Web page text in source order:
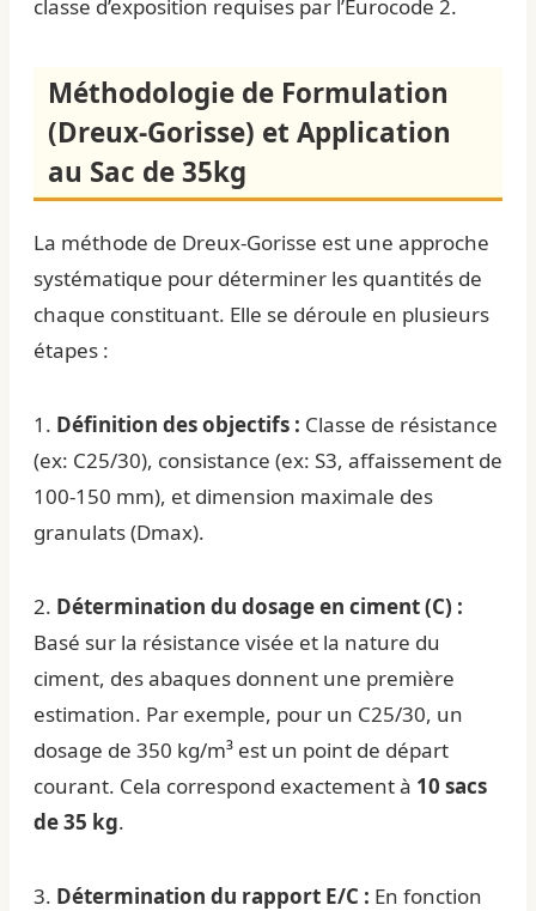
classe d’exposition requises par l’Eurocode 2.
Méthodologie de Formulation
(Dreux-Gorisse) et Application
au Sac de 35kg
La méthode de Dreux-Gorisse est une approche
systématique pour déterminer les quantités de
chaque constituant. Elle se déroule en plusieurs
étapes :
1. Définition des objectifs : Classe de résistance
(ex: C25/30), consistance (ex: S3, affaissement de
100-150 mm), et dimension maximale des
granulats (Dmax).
2. Détermination du dosage en ciment (C) :
Basé sur la résistance visée et la nature du
ciment, des abaques donnent une première
estimation. Par exemple, pour un C25/30, un
dosage de 350 kg/m³ est un point de départ
courant. Cela correspond exactement à 10 sacs
de 35 kg.
3. Détermination du rapport E/C : En fonction